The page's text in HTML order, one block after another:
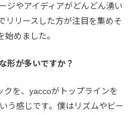
ジやアイディアがどんどん湧い
リリースした方が注目を集めそ
始めました。
形が多いですか？
クを、yaccoがトップラインを
う感じです。僕はリズムやビー